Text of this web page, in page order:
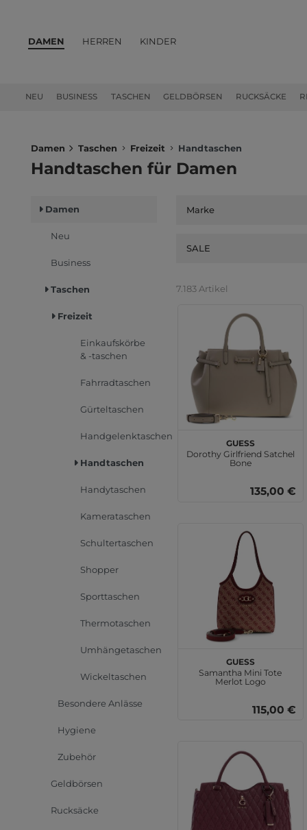
DAMEN
NEU BUSINESS TASCHEN GELDBÖRSEN RUCKSÄCKE
HERREN KINDER
Damen Taschen Freizeit Handtaschen
Handtaschen für Damen
Damen
Neu
Business
Taschen
Freizeit
Einkaufskörbe
& -taschen
Fahrradtaschen
Gürteltaschen
Handgelenktaschen
Handtaschen
Handytaschen
Kamerataschen
Schultertaschen
Shopper
Sporttaschen
Thermotaschen
Umhängetaschen
Wickeltaschen
Besondere Anlässe
Hygiene
Zubehör
Geldbörsen
Rucksäcke
Marke
SALE
7.183 Artikel
GUESS
Dorothy Girlfriend Satchel
Bone
135,00 €
GUESS
Samantha Mini Tote
Merlot Logo
115,00 €